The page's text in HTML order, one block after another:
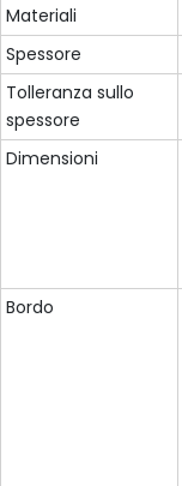
Materiali
Spessore
Tolleranza sullo
spessore
Dimensioni
Bordo